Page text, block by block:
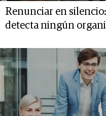
Renunciar en
detecta ningún